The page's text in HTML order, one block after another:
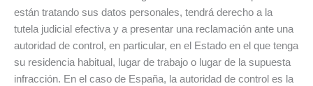
están tratando sus datos personales, tendrá derecho a la
tutela judicial efectiva y a presentar una reclamación ante una
autoridad de control, en particular, en el Estado en el que tenga
su residencia habitual, lugar de trabajo o lugar de la supuesta
infracción. En el caso de España, la autoridad de control es la